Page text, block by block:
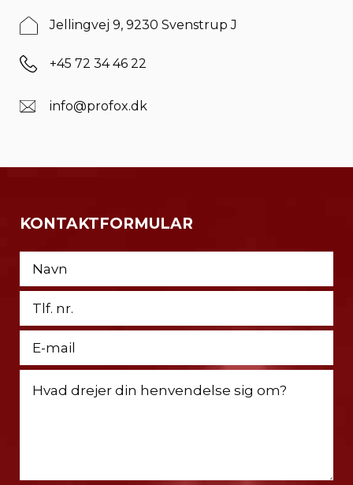
Jellingvej 9, 9230 Svenstrup J
+45 72 34 46 22
info@profox.dk
KONTAKTFORMULAR